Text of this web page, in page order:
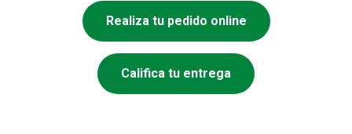
Realiza tu pedido online
Califica tu entrega